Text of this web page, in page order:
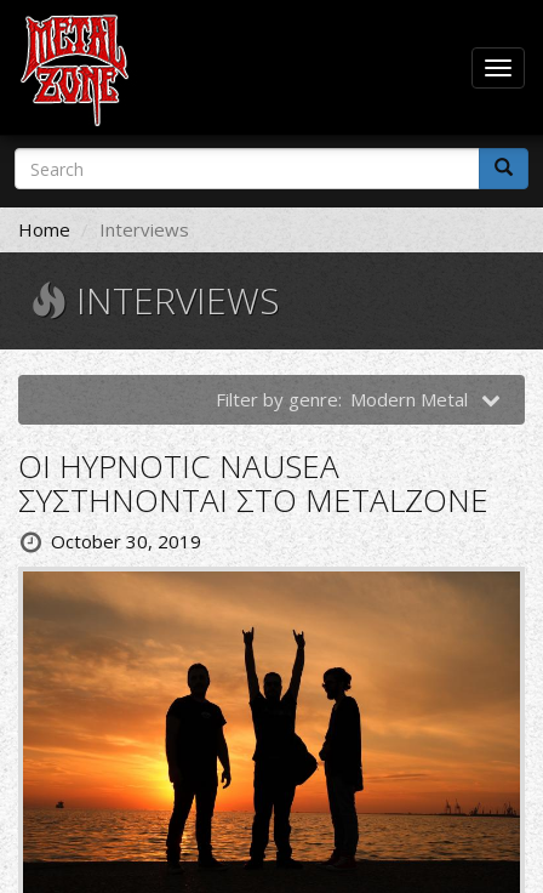
Skip
main
content
Search
form
Search
Home Interviews
INTERVIEWS
Filter by genre: Modern Metal
ΟΙ HYPNOTIC NAUSEΑ
ΣΥΣΤΗΝΟΝΤΑΙ ΣΤΟ METALZONE
October 30, 2019